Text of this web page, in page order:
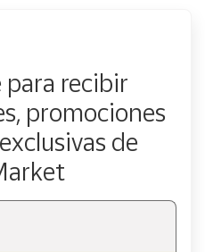
recibir
promociones
de